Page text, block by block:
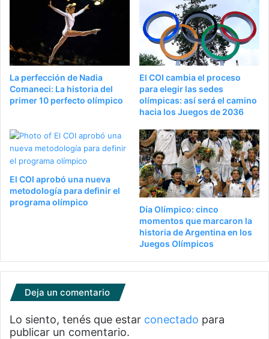
La perfección de Nadia
Comaneci: La historia del
primer 10 perfecto olímpico
El COI cambia el proceso
para elegir las sedes
olímpicas: así será el camino
hacia los Juegos de 2036
El COI aprobó una nueva
metodología para definir el
programa olímpico
Día Olímpico: cinco
momentos que marcaron la
historia de Argentina en los
Juegos Olímpicos
Deja un comentario
Lo siento, tenés que estar conectado para
publicar un comentario.